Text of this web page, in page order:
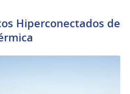
Hiperconectados de